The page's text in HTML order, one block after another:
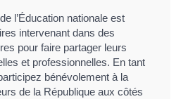
l’Éducation nationale est
intervenant dans des
pour faire partager leurs
et professionnelles. En tant
bénévolement à la
de la République aux côtés